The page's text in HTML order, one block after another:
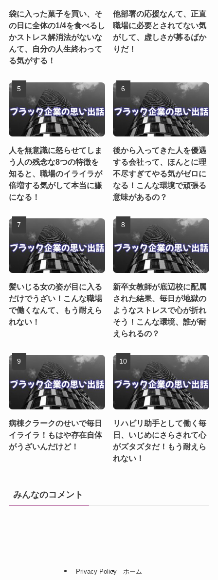
袋に入った菓子を買い、そ
の日に全体の1/4を食べるし
かストレス解消法がないな
んて、自分の人生終わって
る気がする！
他部署の応援なんて、正直
職場に必要とされてない気
がして、虚しさが募るばか
りだ！
人を無意識に怒らせてしま
う人の残念な8つの特徴を
知ると、職場のイライラが
倍増する気がして本当に嫌
になる！
後から入ってきた人を優遇
する会社って、ほんとに理
不尽すぎてやる気がゼロに
なる！こんな環境で頑張る
意味があるの？
髪いじる女の姿が目に入る
だけでうざい！こんな職場
で働くなんて、もう耐えら
れない！
新卒女教師が底辺校に配属
された結果、毎日が地獄の
ようなストレスで心が折れ
そう！こんな環境、誰が耐
えられるの？
病棟クラークのせいで毎日
イライラ！もはや存在自体
がうざいんだけど！
リハビリ助手として働く毎
日、いじめにさらされて心
がズタズタだ！もう耐えら
れない！
みんなのコメント
Privacy Policy ホーム